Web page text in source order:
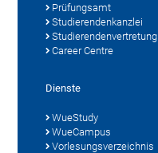
Prüfungsamt
Studierendenkanzlei
Studierendenvertretung
Career Centre
Dienste
WueStudy
WueCampus
Vorlesungsverzeichnis